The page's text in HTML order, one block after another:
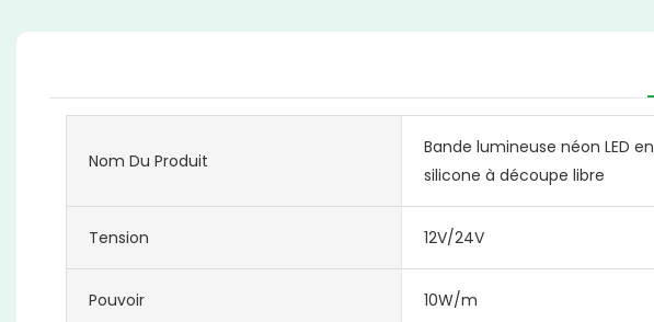
Nom Du Produit
Bande lumineuse néon LED en
silicone à découpe libre
Tension 12V/24V
Pouvoir 10W/m